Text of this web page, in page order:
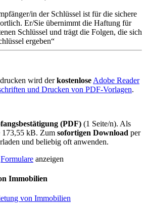
in der Schlüssel ist für die sichere
Er/Sie übernimmt die Haftung für
Schlüssel und trägt die Folgen, die sich
ergeben
wird derkostenlose Adobe Reader
und Drucken von PDF-Vorlagen.
(PDF) (1 Seite/n). Als
173,55 kB. Zum sofortigen Download per
und beliebig oft anwenden.
Formulare anzeigen
Immobilien
von Immobilien